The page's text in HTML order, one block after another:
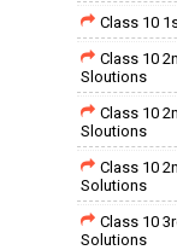
Class 10
Class 10
Sloutions
Class 10
Sloutions
Class 10
Solutions
Class 10
Solutions